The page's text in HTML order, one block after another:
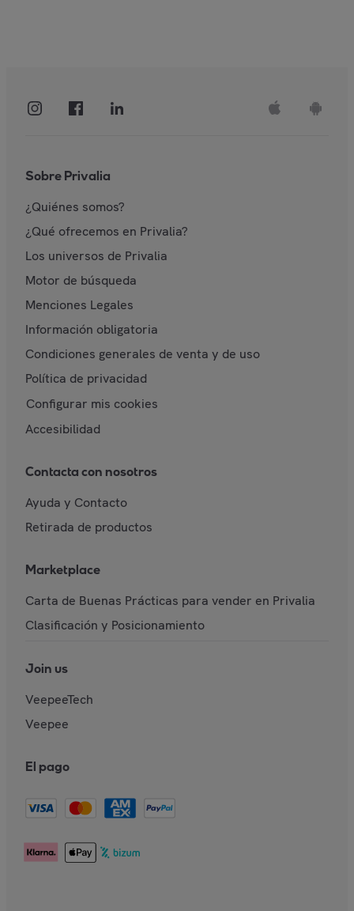
Sobre Privalia
¿Quiénes somos?
¿Qué ofrecemos en Privalia?
Los universos de Privalia
Motor de búsqueda
Menciones Legales
Información obligatoria
Condiciones generales de venta y de uso
Política de privacidad
Configurar mis cookies
Accesibilidad
Contacta con nosotros
Ayuda y Contacto
Retirada de productos
Marketplace
Carta de Buenas Prácticas para vender en Privalia
Clasificación y Posicionamiento
Join us
VeepeeTech
Veepee
El pago